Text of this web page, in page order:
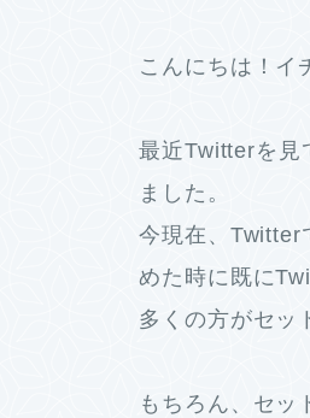
こんにちは！イ
最近Twitterを見
ました。
今現在、Twitter
めた時に既に
多くの方がセッ
もちろん、セッ